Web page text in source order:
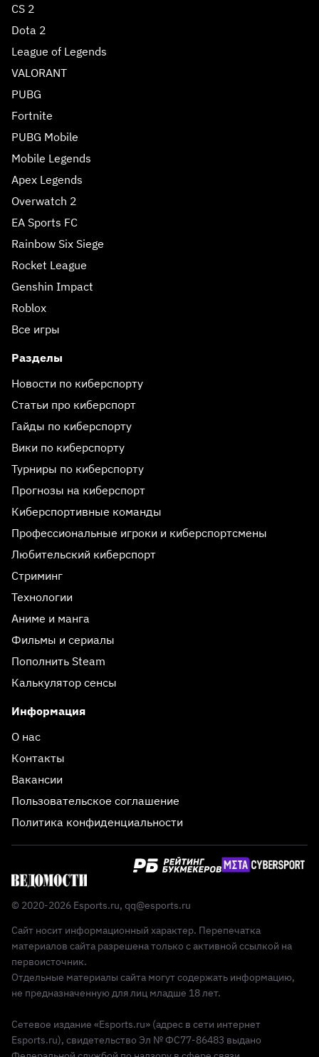
CS 2
Dota 2
League of Legends
VALORANT
PUBG
Fortnite
PUBG Mobile
Mobile Legends
Apex Legends
Overwatch 2
EA Sports FC
Rainbow Six Siege
Rocket League
Genshin Impact
Roblox
Все игры
Разделы
Новости по киберспорту
Статьи про киберспорт
Гайды по киберспорту
Вики по киберспорту
Турниры по киберспорту
Прогнозы на киберспорт
Киберспортивные команды
Профессиональные игроки и киберспортсмены
Любительский киберспорт
Стриминг
Технологии
Аниме и манга
Фильмы и сериалы
Пополнить Steam
Калькулятор сенсы
Информация
О нас
Контакты
Вакансии
Пользовательское соглашение
Политика конфиденциальности
© 2020-2026 Esports.ru, qq@esports.ru
Сайт носит информационный характер. Перепечатка
материалов сайта разрешена только с активной ссылкой на
первоисточник.
Отдельные материалы сайта могут содержать информацию,
не предназначенную для лиц младше 18 лет.
Сетевое издание «Esports.ru» (адрес в сети интернет
Esports.ru), свидетельство Эл № ФС77-86483 выдано